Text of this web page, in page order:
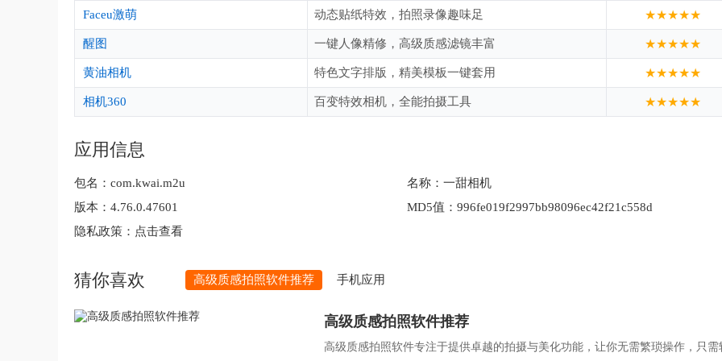
Faceu激萌 动态贴纸特效，拍照录像趣味足 ★★★★★
醒图 一键人像精修，高级质感滤镜丰富 ★★★★★
黄油相机 特色文字排版，精美模板一键套用 ★★★★★
相机360 百变特效相机，全能拍摄工具 ★★★★★
应用信息
包名： com.kwai.m2u 名称： 一甜相机
版本： 4.76.0.47601 MD5值： 996fe019f2997bb98096ec42f21c558d
隐私政策： 点击查看
猜你喜欢 高级质感拍照软件推荐 手机应用
高级质感拍照软件推荐
高级质感拍照软件专注于提供卓越的拍摄与美化功能，让你无需繁琐操作，只需